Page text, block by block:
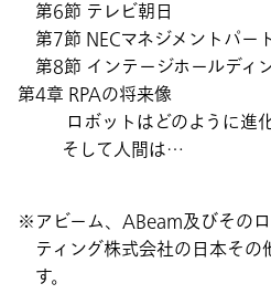
第6節 テレビ朝日
第7節 NECマネジメントパー
第8節 インテージホールディ
第4章 RPAの将来像
ロボットはどのように進化
そして人間は…
アビーム、ABeam及びその
ティング株式会社の日本そ
す。